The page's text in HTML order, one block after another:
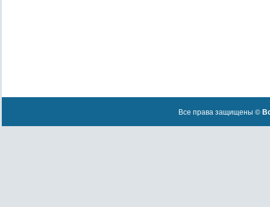
Все права защищены ©